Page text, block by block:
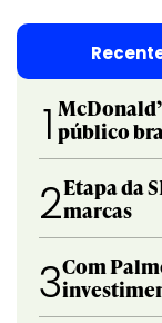
1 público
2Etapa da
marcas
3Com